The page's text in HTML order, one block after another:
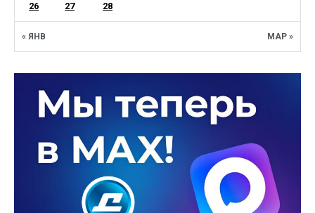
« ЯНВ МАР »
26 27 28